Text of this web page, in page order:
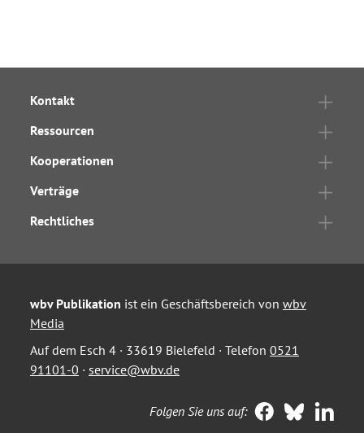
Kontakt
Ressourcen
Kooperationen
Verträge
Rechtliches
wbv Publikation ist ein Geschäftsbereich von wbv
Media
Auf dem Esch 4 · 33619 Bielefeld · Telefon 0521
91101-0 · service@wbv.de
Folgen Sie uns auf: